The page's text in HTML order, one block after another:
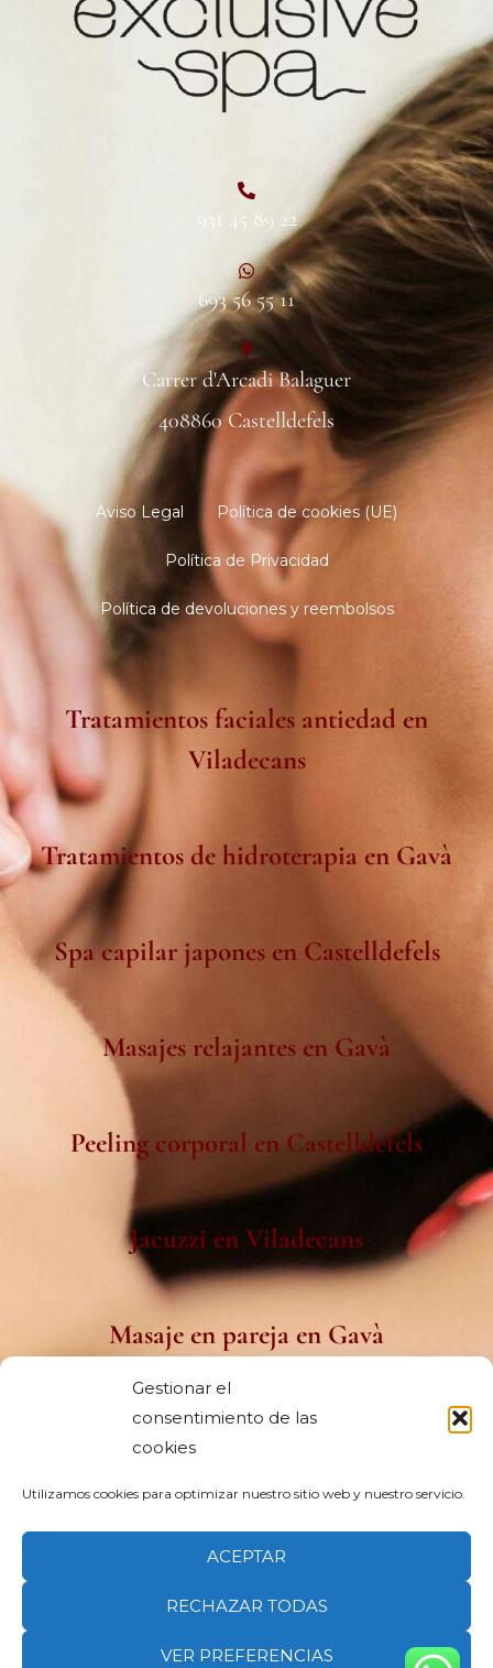
Gestionar el
consentimiento de las
cookies
Utilizamos cookies para optimizar nuestro sitio web y nuestro servicio.
ACEPTAR
RECHAZAR TODAS
VER PREFERENCIAS
931 45 89 22
693 56 55 11
Carrer d'Arcadi Balaguer
408860 Castelldefels
Aviso Legal Política de cookies (UE)
Política de Privacidad
Política de devoluciones y reembolsos
Tratamientos faciales antiedad en
Viladecans
Tratamientos de hidroterapia en Gavà
Spa capilar japones en Castelldefels
Masajes relajantes en Gavà
Peeling corporal en Castelldefels
Jacuzzi en Viladecans
Masaje en pareja en Gavà
Spa capilar japonés en Viladecans
Spa cerca de Sitges
Copyright © 2026 Clic&Post. Todos los derechos reservados.